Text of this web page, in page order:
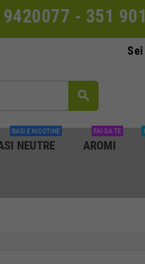
- 351
search
NEUTRE
BASI E NICOTINE
AROMI
FAI DA TE